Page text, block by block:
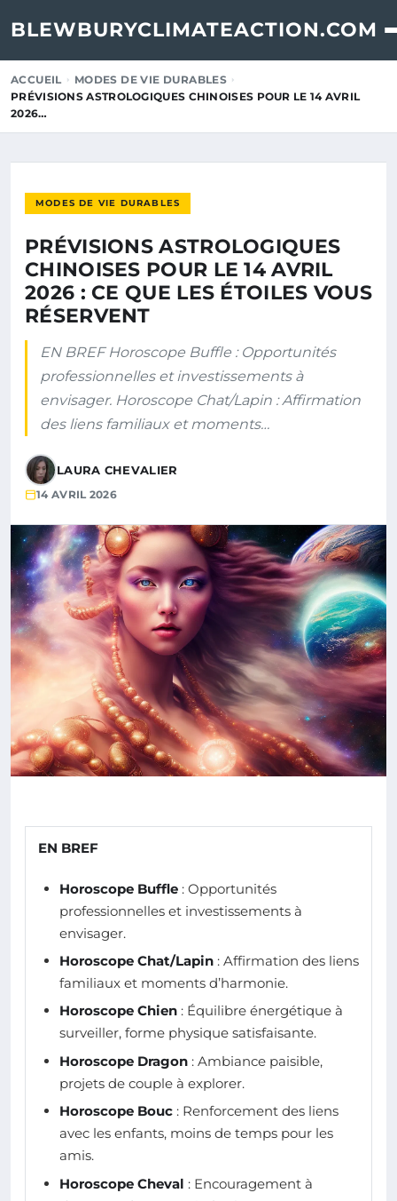
BLEWBURYCLIMATEACTION.COM
ACCUEIL
MODES DE VIE DURABLES
PRÉVISIONS ASTROLOGIQUES CHINOISES POUR LE 14 AVRIL
2026…
MODES DE VIE DURABLES
PRÉVISIONS ASTROLOGIQUES
CHINOISES POUR LE 14 AVRIL
2026 : CE QUE LES ÉTOILES VOUS
RÉSERVENT
EN BREF Horoscope Buffle : Opportunités
professionnelles et investissements à
envisager. Horoscope Chat/Lapin : Affirmation
des liens familiaux et moments…
LAURA CHEVALIER
14 AVRIL 2026
EN BREF
Horoscope Buffle : Opportunités
professionnelles et investissements à
envisager.
Horoscope Chat/Lapin : Affirmation des liens
familiaux et moments d’harmonie.
Horoscope Chien : Équilibre énergétique à
surveiller, forme physique satisfaisante.
Horoscope Dragon : Ambiance paisible,
projets de couple à explorer.
Horoscope Bouc : Renforcement des liens
avec les enfants, moins de temps pour les
amis.
Horoscope Cheval : Encouragement à